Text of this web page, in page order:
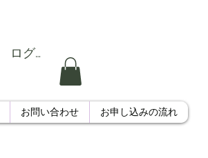
お問い合わせ お申し込みの流れ
ログイン